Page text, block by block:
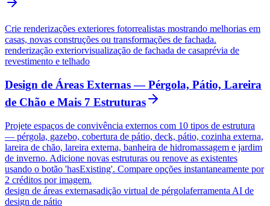
Crie renderizações exteriores fotorrealistas mostrando melhorias em
casas, novas construções ou transformações de fachada.
renderização exteriorvisualização de fachada de casaprévia de
revestimento e telhado
Design de Áreas Externas — Pérgola, Pátio, Lareira
de Chão e Mais 7 Estruturas
Projete espaços de convivência externos com 10 tipos de estrutura
— pérgola, gazebo, cobertura de pátio, deck, pátio, cozinha externa,
lareira de chão, lareira externa, banheira de hidromassagem e jardim
de inverno. Adicione novas estruturas ou renove as existentes
usando o botão 'hasExisting'. Compare opções instantaneamente por
2 créditos por imagem.
design de áreas externasadição virtual de pérgolaferramenta AI de
design de pátio